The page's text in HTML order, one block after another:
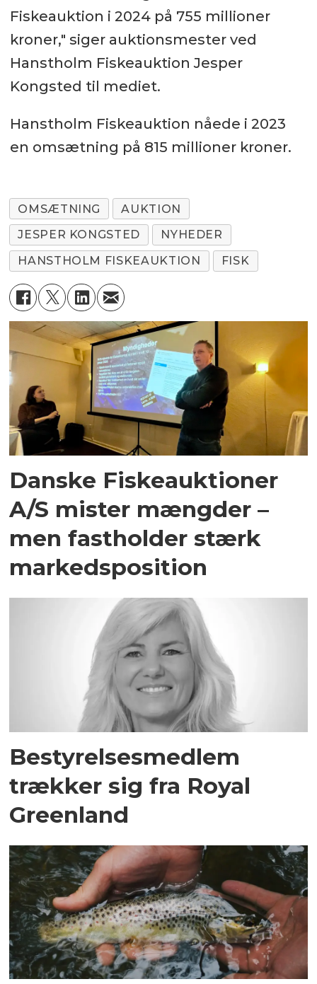
Fiskeauktion i 2024 på 755 millioner
kroner," siger auktionsmester ved
Hanstholm Fiskeauktion Jesper
Kongsted til mediet.
Hanstholm Fiskeauktion nåede i 2023
en omsætning på 815 millioner kroner.
OMSÆTNING
AUKTION
JESPER KONGSTED
NYHEDER
HANSTHOLM FISKEAUKTION
FISK
Danske Fiskeauktioner
A/S mister mængder –
men fastholder stærk
markedsposition
Bestyrelsesmedlem
trækker sig fra Royal
Greenland